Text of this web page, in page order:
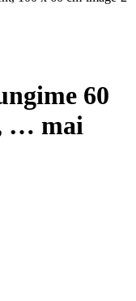
60
… mai